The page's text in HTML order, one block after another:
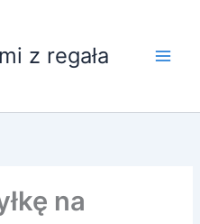
z regała
na